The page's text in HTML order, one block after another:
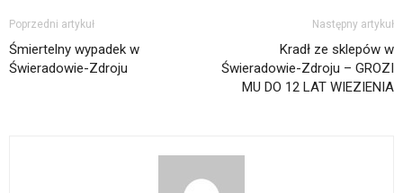
Poprzedni artykuł
Śmiertelny wypadek w
Świeradowie-Zdroju
Następny artykuł
Kradł ze sklepów w
Świeradowie-Zdroju – GROZI
MU DO 12 LAT WIEZIENIA